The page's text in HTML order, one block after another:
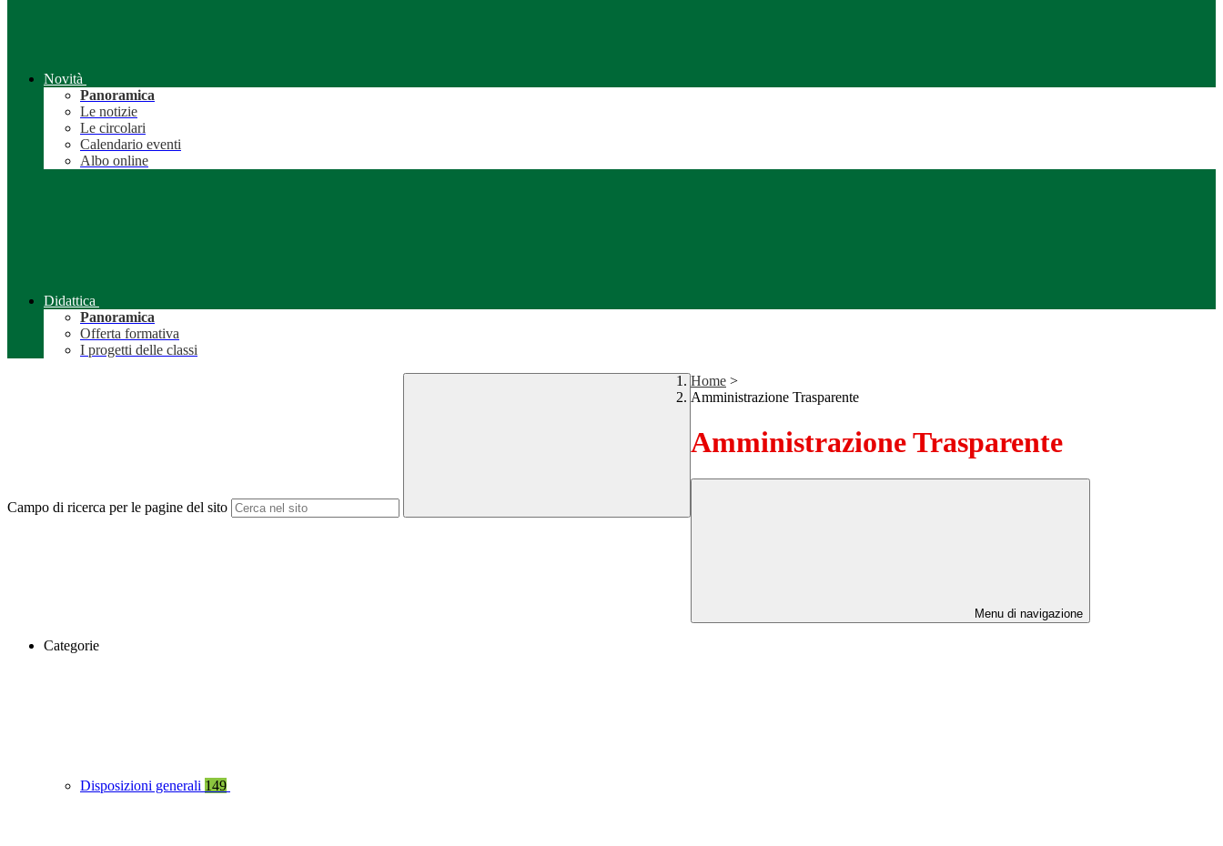
Novità
Panoramica
Le notizie
Le circolari
Calendario eventi
Albo online
Didattica
Panoramica
Offerta formativa
I progetti delle classi
Campo di ricerca per le pagine del sito
Home >
Amministrazione Trasparente
Amministrazione Trasparente
Menu di navigazione
Categorie
Disposizioni generali 149